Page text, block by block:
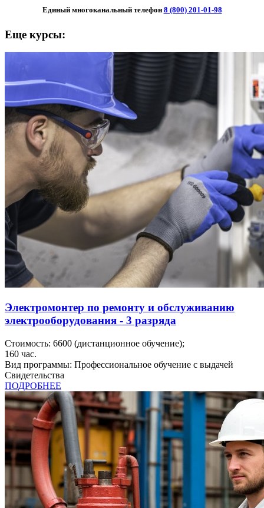
Единый многоканальный телефон 8 (800) 201-01-98
Еще курсы:
Электромонтер по ремонту и обслуживанию
электрооборудования - 3 разряда
Стоимость: 6600 (дистанционное обучение);
160 час.
Вид программы: Профессиональное обучение с выдачей
Свидетельства
ПОДРОБНЕЕ